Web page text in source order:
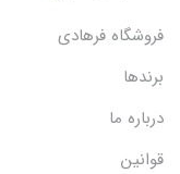
فروشگاه فرهادی
برندها
درباره ما
قوانین